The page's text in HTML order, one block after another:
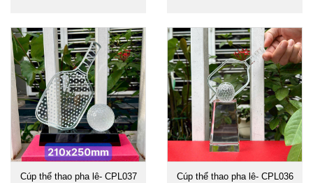
Cúp thể thao pha lê- CPL037 Cúp thể thao pha lê- CPL036